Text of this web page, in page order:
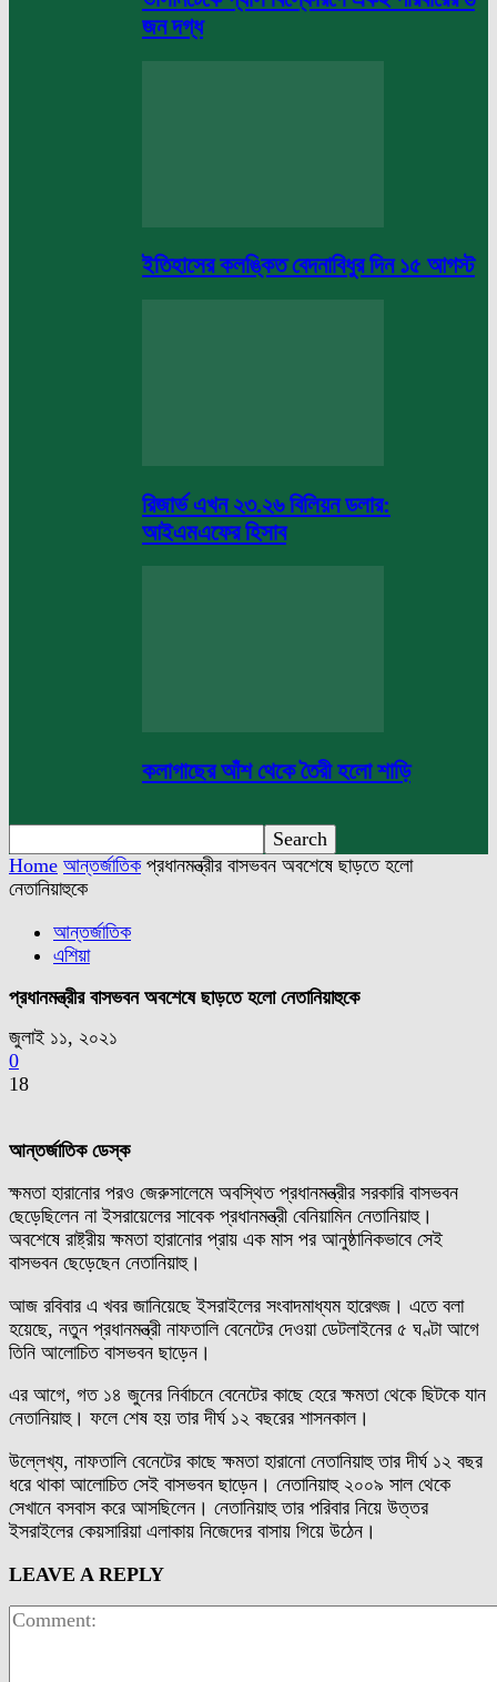
জন দগ্ধ
ইতিহাসের কলঙ্কিত বেদনাবিধুর দিন ১৫ আগস্ট
রিজার্ভ এখন ২৩.২৬ বিলিয়ন ডলার:
আইএমএফের হিসাব
কলাগাছের আঁশ থেকে তৈরী হলো শাড়ি
Home আন্তর্জাতিক প্রধানমন্ত্রীর বাসভবন অবশেষে ছাড়তে হলো
নেতানিয়াহুকে
আন্তর্জাতিক
এশিয়া
প্রধানমন্ত্রীর বাসভবন অবশেষে ছাড়তে হলো নেতানিয়াহুকে
জুলাই ১১, ২০২১
0
18
আন্তর্জাতিক ডেস্ক
ক্ষমতা হারানোর পরও জেরুসালেমে অবস্থিত প্রধানমন্ত্রীর সরকারি বাসভবন
ছেড়েছিলেন না ইসরায়েলের সাবেক প্রধানমন্ত্রী বেনিয়ামিন নেতানিয়াহু।
অবশেষে রাষ্ট্রীয় ক্ষমতা হারানোর প্রায় এক মাস পর আনুষ্ঠানিকভাবে সেই
বাসভবন ছেড়েছেন নেতানিয়াহু।
আজ রবিবার এ খবর জানিয়েছে ইসরাইলের সংবাদমাধ্যম হারেৎজ। এতে বলা
হয়েছে, নতুন প্রধানমন্ত্রী নাফতালি বেনেটের দেওয়া ডেটলাইনের ৫ ঘণ্টা আগে
তিনি আলোচিত বাসভবন ছাড়েন।
এর আগে, গত ১৪ জুনের নির্বাচনে বেনেটের কাছে হেরে ক্ষমতা থেকে ছিটকে যান
নেতানিয়াহু। ফলে শেষ হয় তার দীর্ঘ ১২ বছরের শাসনকাল।
উল্লেখ্য, নাফতালি বেনেটের কাছে ক্ষমতা হারানো নেতানিয়াহু তার দীর্ঘ ১২ বছর
ধরে থাকা আলোচিত সেই বাসভবন ছাড়েন। নেতানিয়াহু ২০০৯ সাল থেকে
সেখানে বসবাস করে আসছিলেন। নেতানিয়াহু তার পরিবার নিয়ে উত্তর
ইসরাইলের কেয়সারিয়া এলাকায় নিজেদের বাসায় গিয়ে উঠেন।
LEAVE A REPLY